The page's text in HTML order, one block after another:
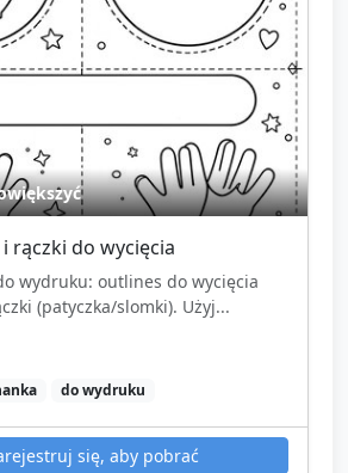
rączki do wycięcia
wydruku: outlines do wycięcia
(patyczka/slomki). Użyj...
do wydruku
się, aby pobrać